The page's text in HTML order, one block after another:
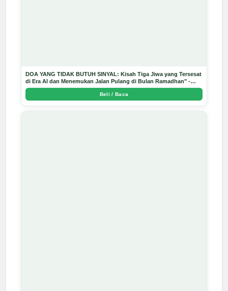
DOA YANG TIDAK BUTUH SINYAL: Kisah Tiga Jiwa yang Tersesat
di Era AI dan Menemukan Jalan Pulang di Bulan Ramadhan" -
Arda Dinata
Beli / Baca